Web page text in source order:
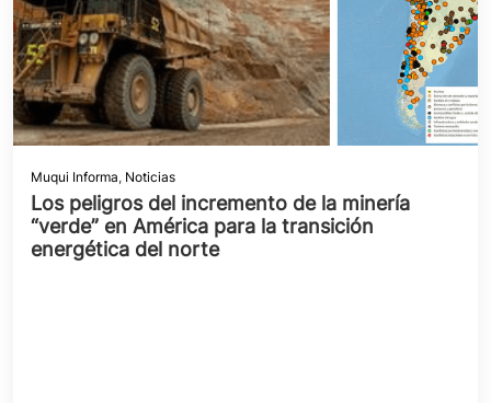
Muqui Informa, Noticias
Los peligros del incremento de la minería
“verde” en América para la transición
energética del norte